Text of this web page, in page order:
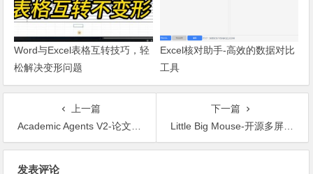
Word与Excel表格互转技巧，轻
松解决变形问题
Excel核对助手-高效的数据对比
工具
上一篇
Academic Agents V2-论文写作辅助
下一篇
Little Big Mouse-开源多屏光标移动与显示对齐优化工具
发表评论